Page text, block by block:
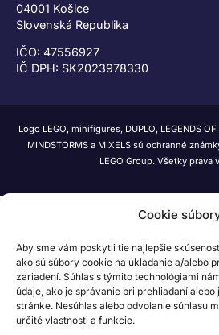
Cookie
Aby sme vám poskytli tie najlepšie
ako sú súbory cookie na ukladanie a/alebo
zariadení. Súhlas s týmito technológiami
údaje, ako je správanie pri prehliadaní alebo
stránke. Nesúhlas alebo odvolanie súhlasu
určité vlastnosti a funkcie.
04001 Košice
Slovenská Republika
IČO: 47556927
IČ DPH: SK2023978330
Logo LEGO, minifigures, DUPLO, LEGENDS
MINDSTORMS a MIXELS sú ochranné
LEGO Group. Všetky práva